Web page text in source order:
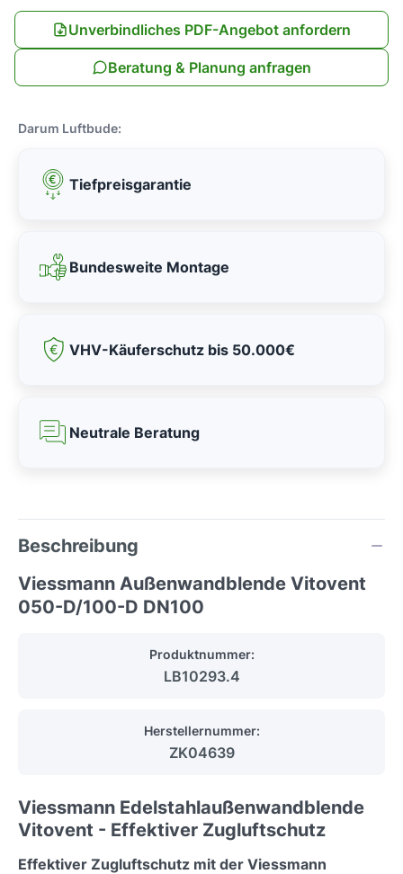
Unverbindliches PDF-Angebot anfordern
Beratung & Planung anfragen
Darum Luftbude:
Tiefpreisgarantie
Bundesweite Montage
VHV-Käuferschutz bis 50.000€
Neutrale Beratung
Beschreibung
Viessmann Außenwandblende Vitovent
050-D/100-D DN100
Produktnummer:
LB10293.4
Herstellernummer:
ZK04639
Viessmann Edelstahlaußenwandblende
Vitovent - Effektiver Zugluftschutz
Effektiver Zugluftschutz mit der Viessmann